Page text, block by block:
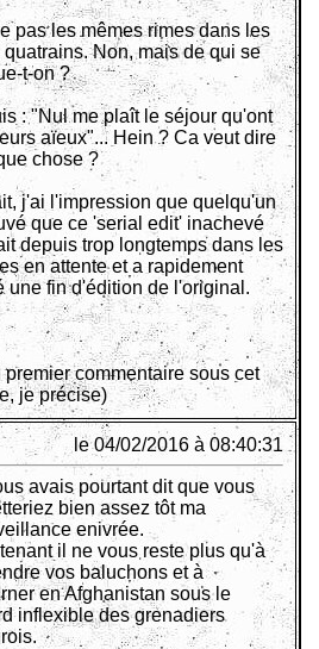
pas les mêmes rimes dans les
quatrains. Non, mais de qui se
t-on ?
: "Nul me plaît le séjour qu'ont
aïeux"... Hein ? Ca veut dire
chose ?
j'ai l'impression que quelqu'un
que ce 'serial edit' inachevé
depuis trop longtemps dans les
en attente et a rapidement
une fin d'édition de l'original.
premier commentaire sous cet
je précise)
le 04/02/2016 à 08:40:31
avais pourtant dit que vous
bien assez tôt ma
enivrée.
il ne vous reste plus qu'à
vos baluchons et à
en Afghanistan sous le
inflexible des grenadiers